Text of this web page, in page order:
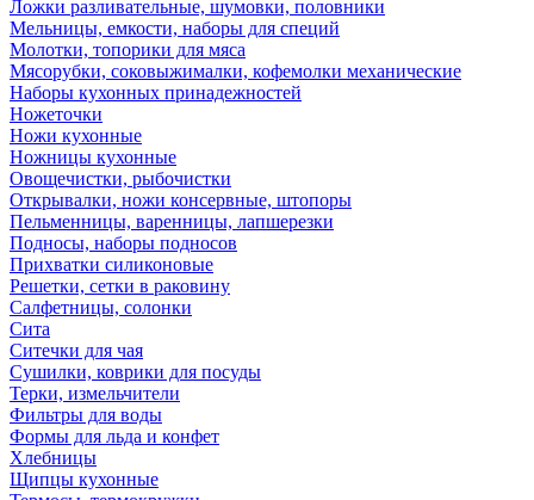
Ложки разливательные, шумовки, половники
Мельницы, емкости, наборы для специй
Молотки, топорики для мяса
Мясорубки, соковыжималки, кофемолки механические
Наборы кухонных принадежностей
Ножеточки
Ножи кухонные
Ножницы кухонные
Овощечистки, рыбочистки
Открывалки, ножи консервные, штопоры
Пельменницы, варенницы, лапшерезки
Подносы, наборы подносов
Прихватки силиконовые
Решетки, сетки в раковину
Салфетницы, солонки
Сита
Ситечки для чая
Сушилки, коврики для посуды
Терки, измельчители
Фильтры для воды
Формы для льда и конфет
Хлебницы
Щипцы кухонные